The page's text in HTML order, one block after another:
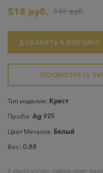
518 руб.
545 руб.
ДОБАВИТЬ В КОРЗИНУ
ПОСМОТРЕТЬ
Тип изделия: Крест
Проба: Ag 925
Цвет Металла: Белый
Вес: 0.88
В редких случаях изделие может